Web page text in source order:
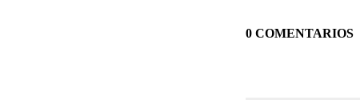
0 COMENTARIOS